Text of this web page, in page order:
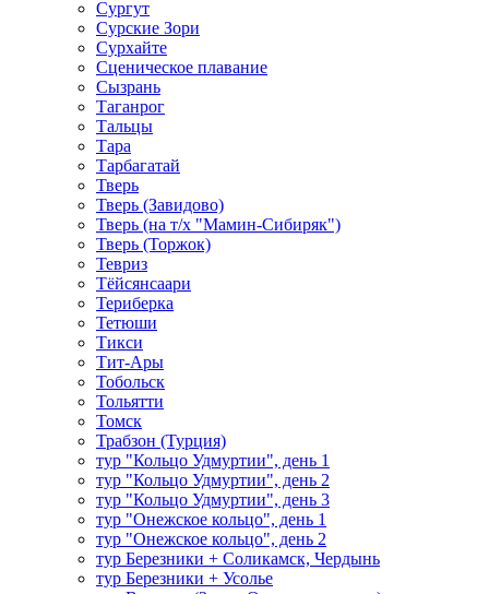
Сургут
Сурские Зори
Сурхайте
Сценическое плавание
Сызрань
Таганрог
Тальцы
Тара
Тарбагатай
Тверь
Тверь (Завидово)
Тверь (на т/х "Мамин-Сибиряк")
Тверь (Торжок)
Тевриз
Тёйсянсаари
Териберка
Тетюши
Тикси
Тит-Ары
Тобольск
Тольятти
Томск
Трабзон (Турция)
тур "Кольцо Удмуртии", день 1
тур "Кольцо Удмуртии", день 2
тур "Кольцо Удмуртии", день 3
тур "Онежское кольцо", день 1
тур "Онежское кольцо", день 2
тур Березники + Соликамск, Чердынь
тур Березники + Усолье